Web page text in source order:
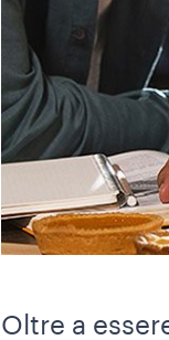
Oltre a